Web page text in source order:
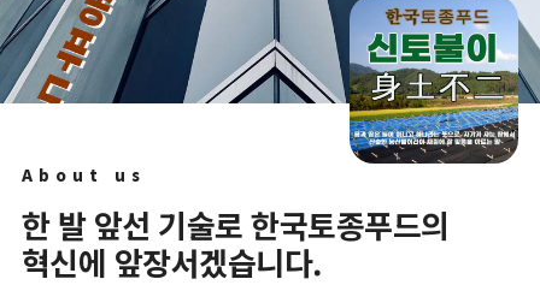
About us
한 발 앞선 기술로 한국토종푸드의
혁신에 앞장서겠습니다.